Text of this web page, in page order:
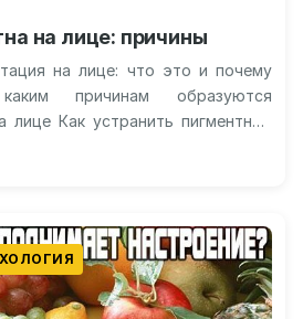
на лице: причины
на лице: что это и почему
причинам образуются
лице Как устранить пигментные